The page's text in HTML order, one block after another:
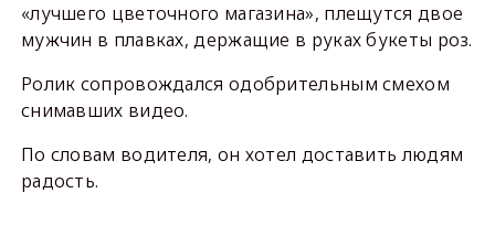
«лучшего цветочного магазина», плещутся двое
мужчин в плавках, держащие в руках букеты роз.
Ролик сопровождался одобрительным смехом
снимавших видео.
По словам водителя, он хотел доставить людям
радость.